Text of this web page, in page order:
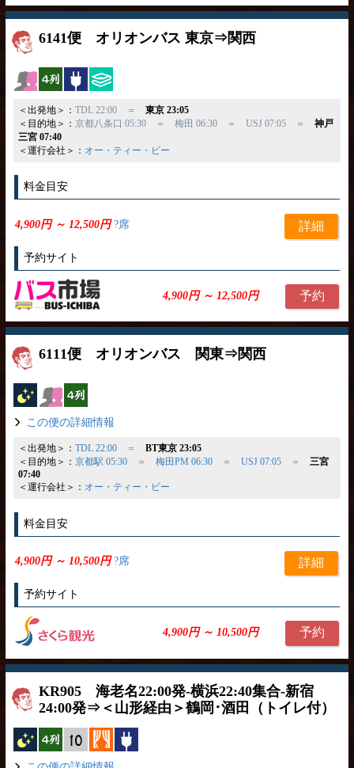
6141便 オリオンバス 東京⇒関西
女性安心
横4列 コンセント
＜出発地＞： TDL 22:00 ＝ 東京 23:05
＜目的地＞： 京都八条口 05:30 ＝ 梅田 06:30 ＝ USJ 07:05 ＝ 神戸
三宮 07:40
＜運行会社＞： オー・ティー・ビー
料金目安
4,900円 ～ 12,500円?席 詳細
予約サイト
4,900円 ～ 12,500円 予約
6111便 オリオンバス 関東⇒関西
夜行バス女性安心
この便の詳細情報
＜出発地＞： TDL 22:00＝ BT東京 23:05
＜目的地＞： 京都駅 05:30＝ 梅田PM 06:30＝ USJ 07:05＝ 三宮
07:40
＜運行会社＞： オー・ティー・ビー
料金目安
4,900円 ～ 10,500円?席 詳細
予約サイト
4,900円 ～ 10,500円 予約
KR905 海老名22:00発-横浜22:40集合-新宿
24:00発⇒＜山形経由＞鶴岡･酒田（トイレ付）
夜行バス
横4列 縦10列 カーテン